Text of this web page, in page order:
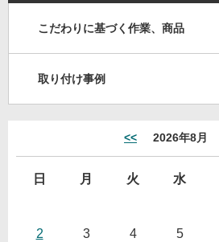
こだわりに基づく作業、商品
取り付け事例
<< 2026年8月
日 月 火 水
2 3 4 5